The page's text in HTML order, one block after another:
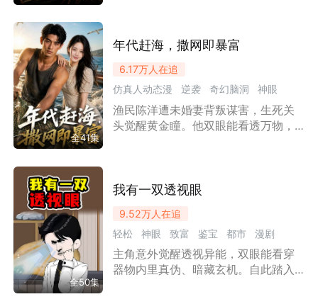
载而归，却遭三叔父子栽赃陷害、村
拼，一路逆袭打脸，更在斗智斗勇中
揭开父亲当年遇害的惊天真相。
全41集
年代赶海，撒网即暴富
6.17万人在追
仿真人动态漫
逆袭 奇幻脑洞
神眼
致富
漫剧
渔民陈洋遭未婚妻背叛谋害，生死关
头觉醒黄金瞳。他双眼能看透万物，
恩，有仇报仇，这一次，他要让所有
全50集
我有一双透视眼
9.52万人在追
轻松
神眼 致富 鉴宝 都市
漫剧
沙雕漫
主角意外觉醒透视异能，双眼能看穿
器物内里真伪、暗藏玄机。自此踏入